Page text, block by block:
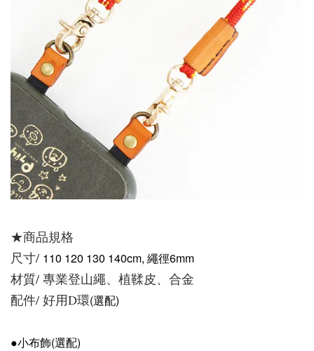
★商品規格
尺寸/ 110 120 130 140cm, 繩徑6mm
材質/ 專業登山繩、植鞣皮、合金
配件/ 好用D環(選配)
●小布飾(選配)